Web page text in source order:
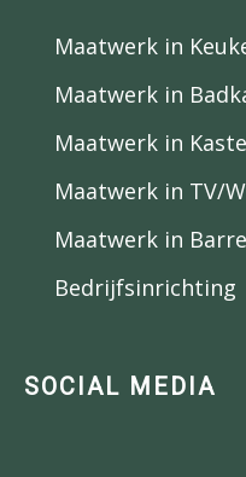
Maatwerk in
Maatwerk in
Maatwerk in
Maatwerk in TV/
Maatwerk in
Bedrijfsinrichting
SOCIAL MEDIA